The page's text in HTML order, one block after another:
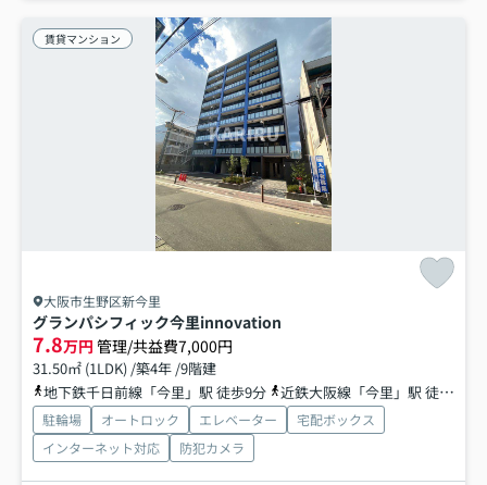
賃貸マンション
大阪市生野区新今里
グランパシフィック今里innovation
7.8万円 管理/共益費7,000円
31.50㎡ (1LDK) /築4年 /9階建
地下鉄千日前線「今里」駅 徒歩9分
近鉄大阪線「今里」駅 徒歩9分
駐輪場 オートロック エレベーター
宅配ボックス
インターネット対応
防犯カメラ